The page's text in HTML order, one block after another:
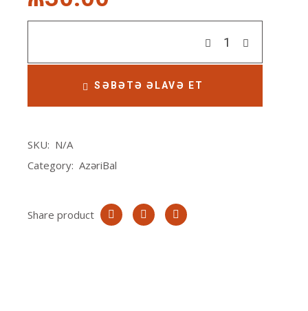
SƏBƏTƏ ƏLAVƏ ET
SKU: N/A
Category: AzəriBal
Share product